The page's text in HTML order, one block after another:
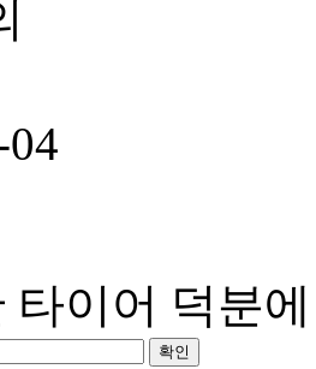
타이어 덕분
확인